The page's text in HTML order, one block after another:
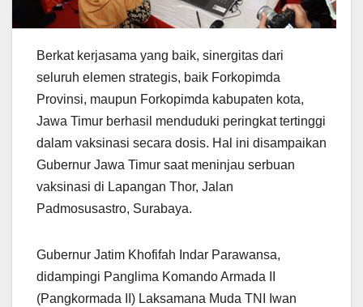
Berkat kerjasama yang baik, sinergitas dari
seluruh elemen strategis, baik Forkopimda
Provinsi, maupun Forkopimda kabupaten kota,
Jawa Timur berhasil menduduki peringkat tertinggi
dalam vaksinasi secara dosis. Hal ini disampaikan
Gubernur Jawa Timur saat meninjau serbuan
vaksinasi di Lapangan Thor, Jalan
Padmosusastro, Surabaya.
Gubernur Jatim Khofifah Indar Parawansa,
didampingi Panglima Komando Armada II
(Pangkormada II) Laksamana Muda TNI Iwan